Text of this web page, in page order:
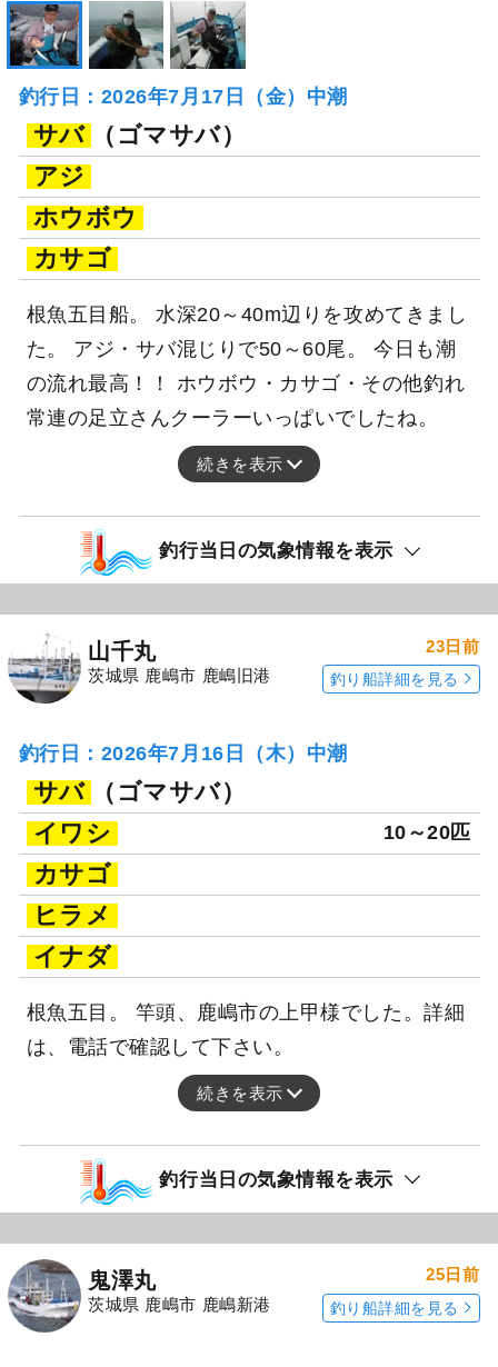
釣行日：2026年7月17日（金）中潮
サバ
（ゴマサバ）
アジ
ホウボウ
カサゴ
根魚五目船。 水深20～40m辺りを攻めてきまし
た。 アジ・サバ混じりで50～60尾。 今日も潮
の流れ最高！！ ホウボウ・カサゴ・その他釣れ
常連の足立さんクーラーいっぱいでしたね。
続きを表示
釣行当日の気象情報を表示
山千丸
茨城県 鹿嶋市 鹿嶋旧港
23日前
釣り船詳細を見る
釣行日：2026年7月16日（木）中潮
サバ
（ゴマサバ）
イワシ
10～20匹
カサゴ
ヒラメ
イナダ
根魚五目。 竿頭、鹿嶋市の上甲様でした。詳細
は、電話で確認して下さい。
続きを表示
釣行当日の気象情報を表示
鬼澤丸
茨城県 鹿嶋市 鹿嶋新港
25日前
釣り船詳細を見る